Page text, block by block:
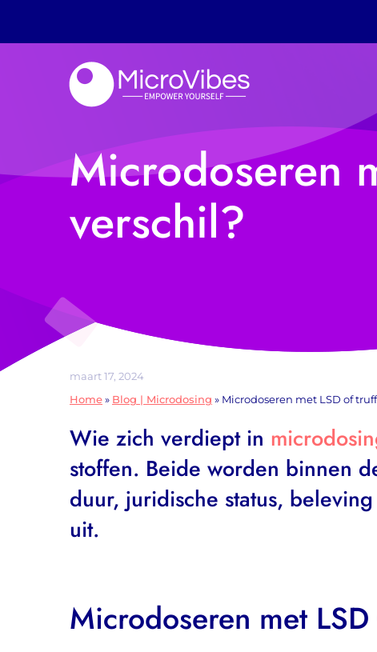
Microdoseren
verschil?
maart 17, 2024
Home » Blog | Microdosing » Microdoseren met LSD of
Wie zich verdiept in
stoffen. Beide worden binnen
duur, juridische status,
uit.
Microdoseren met